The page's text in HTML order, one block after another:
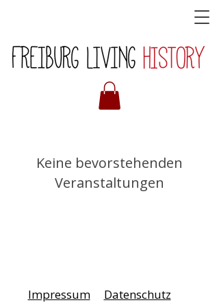
Keine bevorstehenden
Veranstaltungen
Impressum Datenschutz